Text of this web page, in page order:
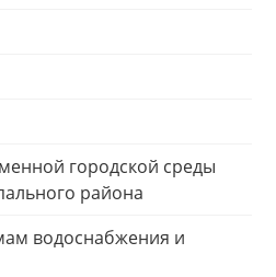
городской среды
района
водоснабжения и